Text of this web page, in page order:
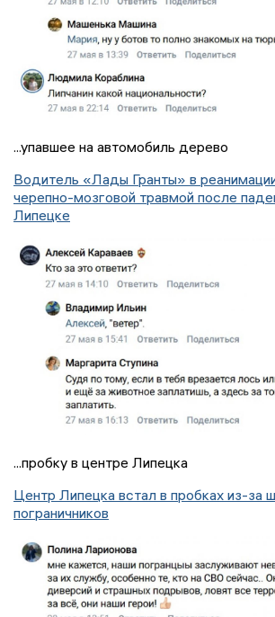
...упавшее на автомобиль дерево
Водитель «Лады Гранты» в
черепно-мозговой травмой после
Липецке
...пробку в центре Липецка
Центр Липецка встал в пробках из-за
пограничников